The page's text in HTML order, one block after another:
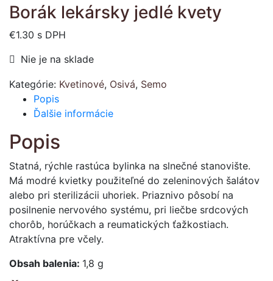
Borák lekársky jedlé kvety
€1.30 s DPH
Nie je na sklade
Kategórie: Kvetinové, Osivá, Semo
Popis
Ďalšie informácie
Popis
Statná, rýchle rastúca bylinka na slnečné stanovište.
Má modré kvietky použiteľné do zeleninových šalátov
alebo pri sterilizácii uhoriek. Priaznivo pôsobí na
posilnenie nervového systému, pri liečbe srdcových
chorôb, horúčkach a reumatických ťažkostiach.
Atraktívna pre včely.
Obsah balenia: 1,8 g